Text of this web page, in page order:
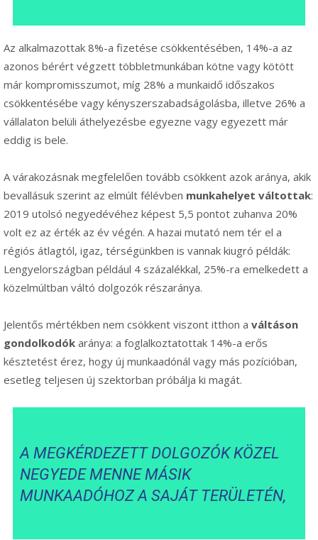
Az alkalmazottak 8%-a fizetése csökkentésében, 14%-a az
azonos bérért végzett többletmunkában kötne vagy kötött
már kompromisszumot, míg 28% a munkaidő időszakos
csökkentésébe vagy kényszerszabadságolásba, illetve 26% a
vállalaton belüli áthelyezésbe egyezne vagy egyezett már
eddig is bele.
A várakozásnak megfelelően tovább csökkent azok aránya, akik
bevallásuk szerint az elmúlt félévben munkahelyet váltottak:
2019 utolsó negyedévéhez képest 5,5 pontot zuhanva 20%
volt ez az érték az év végén. A hazai mutató nem tér el a
régiós átlagtól, igaz, térségünkben is vannak kiugró példák:
Lengyelországban például 4 százalékkal, 25%-ra emelkedett a
közelmúltban váltó dolgozók részaránya.
Jelentős mértékben nem csökkent viszont itthon a váltáson
gondolkodók aránya: a foglalkoztatottak 14%-a erős
késztetést érez, hogy új munkaadónál vagy más pozícióban,
esetleg teljesen új szektorban próbálja ki magát.
A MEGKÉRDEZETT DOLGOZÓK KÖZEL
NEGYEDE MENNE MÁSIK
MUNKAADÓHOZ A SAJÁT TERÜLETÉN,